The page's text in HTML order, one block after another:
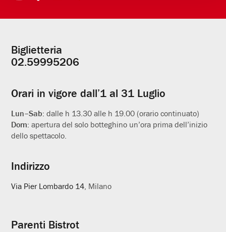
Informazioni
utili
Biglietteria
02.59995206
Orari in vigore dall’1 al 31 Luglio
Lun–Sab:dalle h 13.30 alle h 19.00 (orario continuato)
Dom:apertura del solo botteghino un’ora prima dell’inizio
dello spettacolo.
Indirizzo
Via Pier Lombardo 14 , Milano
Parenti Bistrot